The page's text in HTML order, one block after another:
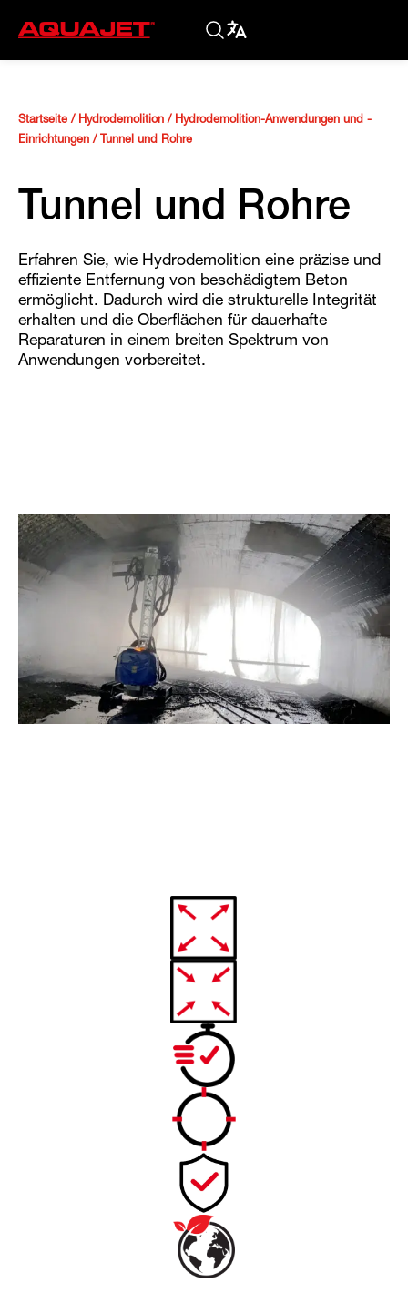
Startseite / Hydrodemolition / Hydrodemolition-Anwendungen und -
Einrichtungen / Tunnel und Rohre
Tunnel und Rohre
Erfahren Sie, wie Hydrodemolition eine präzise und
effiziente Entfernung von beschädigtem Beton
ermöglicht. Dadurch wird die strukturelle Integrität
erhalten und die Oberflächen für dauerhafte
Reparaturen in einem breiten Spektrum von
Anwendungen vorbereitet.